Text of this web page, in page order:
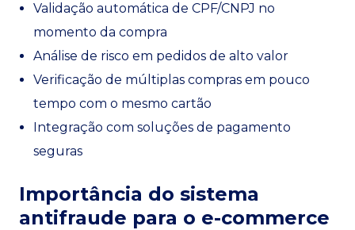
Validação automática de CPF/CNPJ no
momento da compra
Análise de risco em pedidos de alto valor
Verificação de múltiplas compras em pouco
tempo com o mesmo cartão
Integração com soluções de pagamento
seguras
Importância do sistema
antifraude para o e-commerce